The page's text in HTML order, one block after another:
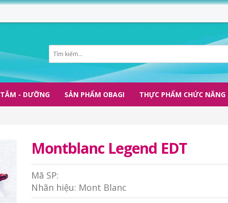
TẮM - DƯỠNG SẢN PHẨM OBAGI THỰC PHẨM CHỨC NĂNG
Montblanc Legend EDT
Mã SP:
Nhãn hiệu: Mont Blanc